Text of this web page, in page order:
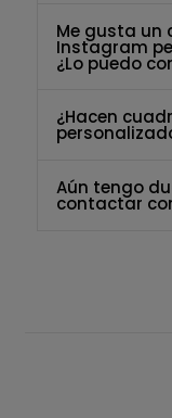
Me gusta un
Instagram
¿Lo puedo
¿Hacen
Aún tengo
contactar